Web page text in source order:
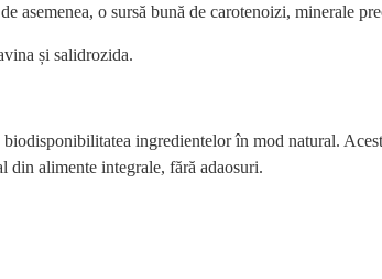
o sursă bună de carotenoizi, minerale
și salidrozida.
ingredientelor în mod natural.
alimente integrale, fără adaosuri.